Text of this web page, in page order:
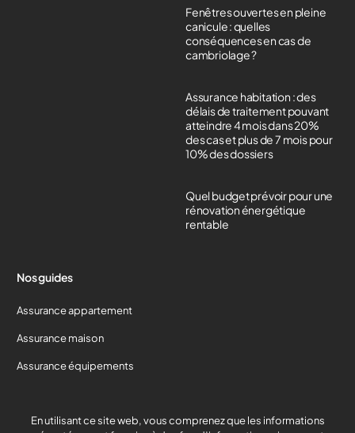
Fenêtres ouvertes en pleine
canicule : quelles
conséquences en cas de
cambriolage ?
Assurance habitation : des
délais de traitement pouvant
atteindre 4 mois dans 20%
des cas et plus de 7 mois pour
10% des dossiers
Quel budget prévoir pour une
rénovation énergétique
rentable
Nos guides
Assurance appartement
Assurance maison
Assurance équipements
En utilisant ce site web, vous comprenez que les informations
Devis gratuit